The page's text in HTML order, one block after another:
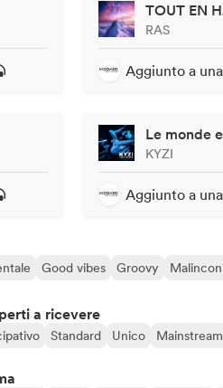
TOUT EN
RAS
Aggiunto a
Le monde
KYZI
Aggiunto a
Good vibes Groovy
a ricevere
Standard Unico Mainstream